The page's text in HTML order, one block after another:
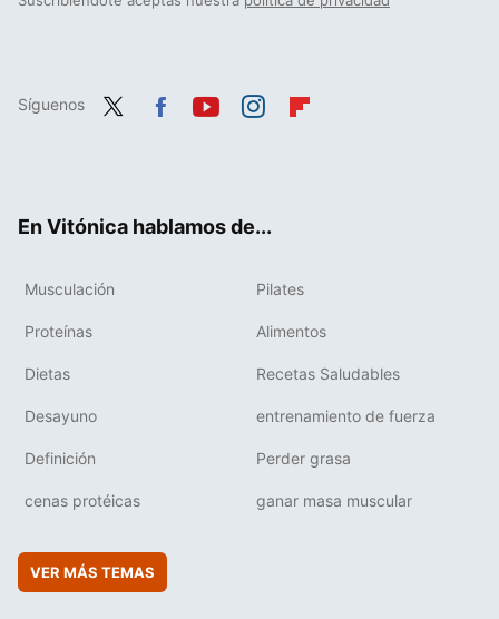
Síguenos
En Vitónica hablamos de...
Musculación Pilates
Proteínas Alimentos
Dietas Recetas Saludables
Desayuno entrenamiento de fuerza
Definición Perder grasa
cenas protéicas ganar masa muscular
VER MÁS TEMAS